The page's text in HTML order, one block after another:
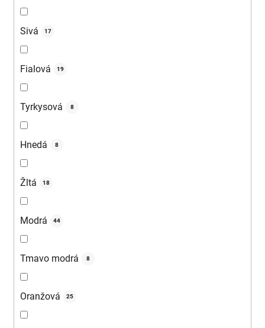
Sivá 17
Fialová 19
Tyrkysová 8
Hnedá 8
Žltá 18
Modrá 44
Tmavo modrá 8
Oranžová 25